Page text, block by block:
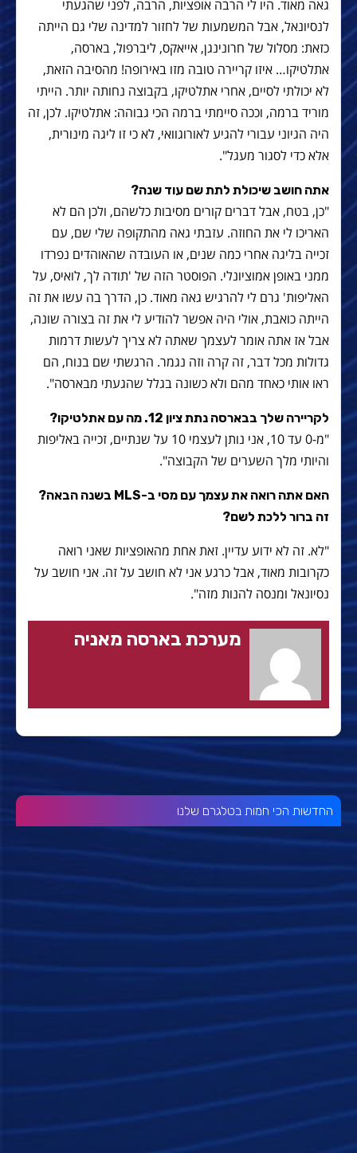
גאה מאוד. היו לי הרבה אופציות, הרבה, לפני שהגעתי
לנסיונאל, אבל המשמעות של לחזור למדינה שלי גם הייתה
כזאת: מסלול של חרונינגן, אייאקס, ליברפול, בארסה,
אתלטיקו… איזו קריירה טובה מזו באירופה! מהסיבה הזאת,
לא יכולתי לסיים, אחרי אתלטיקו, בקבוצה נחותה יותר. הייתי
מוריד ברמה, וככה סיימתי ברמה הכי גבוהה: אתלטיקו. לכן, זה
היה הגיוני עבורי להגיע לאורוגוואי, לא כי זו ליגה מינורית,
אלא כדי לסגור מעגל".
אתה חושב שיכולת לתת שם עוד שנה?
"כן, בטח, אבל דברים קורים מסיבות כלשהם, ולכן הם לא
האריכו לי את החוזה. עזבתי גאה מהתקופה שלי שם, עם
זכייה בליגה אחרי כמה שנים, או העובדה שהאוהדים נפרדו
ממני באופן אמוציונלי. הפוסטר הזה של 'תודה לך, לואיס, על
האליפות' גרם לי להרגיש גאה מאוד. כן, הדרך בה עשו את זה
הייתה כואבת, אולי היה אפשר להודיע לי את זה בצורה שונה,
אבל אז אתה אומר לעצמך שאתה לא צריך לעשות דרמות
גדולות מכל דבר, זה קרה וזה נגמר. הרגשתי שם בנוח, הם
ראו אותי כאחד מהם ולא כשונה בגלל שהגעתי מבארסה".
לקריירה שלך בבארסה נתת ציון 12. מה עם אתלטיקו?
"מ-0 עד 10, אני נותן לעצמי 10 על שנתיים, זכייה באליפות
והיותי מלך השערים של הקבוצה".
האם אתה רואה את עצמך עם מסי ב-MLS בשנה הבאה?
זה ברור ללכת לשם?
"לא. זה לא ידוע עדיין. זאת אחת מהאופציות שאני רואה
כקרובות מאוד, אבל כרגע אני לא חושב על זה. אני חושב על
נסיונאל ומנסה להנות מזה".
מערכת בארסה מאניה
החדשות הכי חמות בטלגרם שלנו